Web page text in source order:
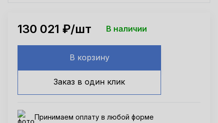
130 021 ₽/шт В наличии
В корзину
Заказ в один клик
Принимаем оплату в любой форме